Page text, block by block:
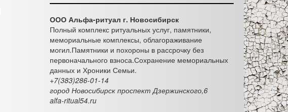
ООО Альфа-ритуал г. Новосибирск
Полный комплекс ритуальных услуг, памятники,
мемориальные комплексы, облагораживание
могил.Памятники и похороны в рассрочку без
первоначального взноса.Сохранение мемориальных
данных и Хроники Семьи.
+7(383)286-01-14
город Новосибирск проспект Дзержинского,6
alfa-ritual54.ru